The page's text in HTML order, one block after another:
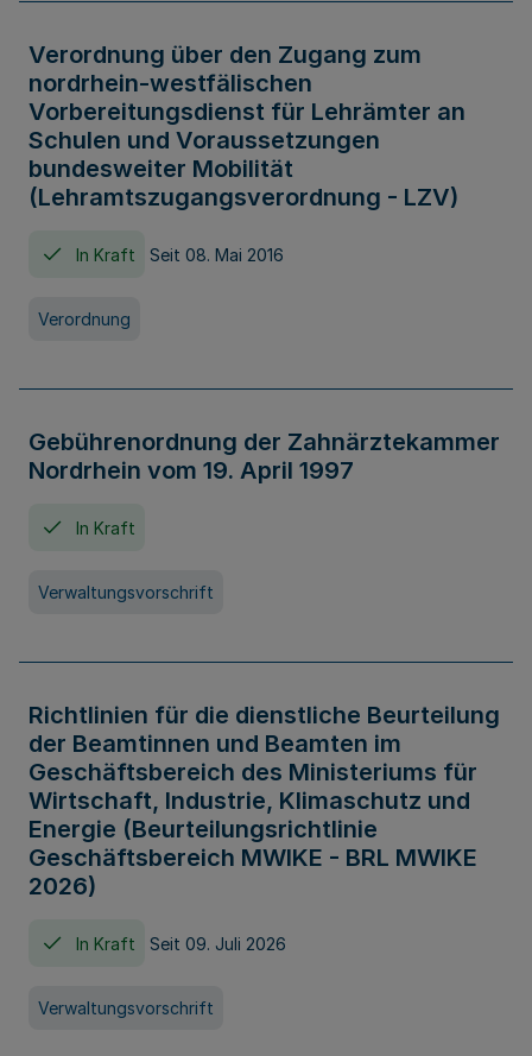
Verordnung über den Zugang zum
nordrhein-westfälischen
Vorbereitungsdienst für Lehrämter an
Schulen und Voraussetzungen
bundesweiter Mobilität
(Lehramtszugangsverordnung - LZV)
In Kraft Seit 08. Mai 2016
Verordnung
Gebührenordnung der Zahnärztekammer
Nordrhein vom 19. April 1997
In Kraft
Verwaltungsvorschrift
Richtlinien für die dienstliche Beurteilung
der Beamtinnen und Beamten im
Geschäftsbereich des Ministeriums für
Wirtschaft, Industrie, Klimaschutz und
Energie (Beurteilungsrichtlinie
Geschäftsbereich MWIKE - BRL MWIKE
2026)
In Kraft Seit 09. Juli 2026
Verwaltungsvorschrift